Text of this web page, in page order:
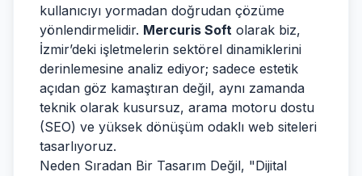
kullanıcıyı yormadan doğrudan çözüme
yönlendirmelidir. Mercuris Soft olarak biz,
İzmir’deki işletmelerin sektörel dinamiklerini
derinlemesine analiz ediyor; sadece estetik
açıdan göz kamaştıran değil, aynı zamanda
teknik olarak kusursuz, arama motoru dostu
(SEO) ve yüksek dönüşüm odaklı web siteleri
tasarlıyoruz.
Neden Sıradan Bir Tasarım Değil, "Dijital